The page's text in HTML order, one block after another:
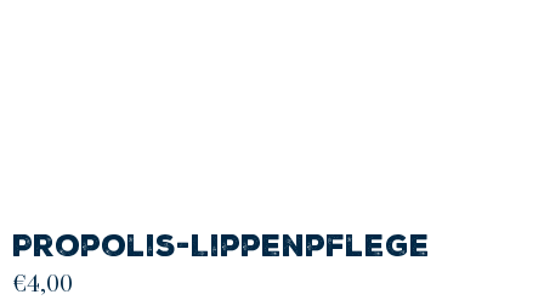
Propolis-Lippenpflege
€4,00